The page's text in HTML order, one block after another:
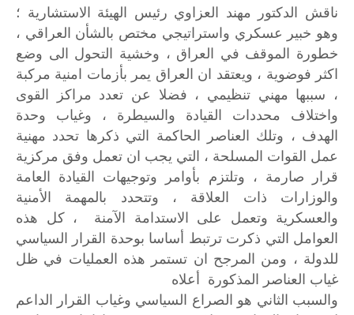
ناقش الدكتور مهند العزاوي رئيس الهيئة الاستشارية ؛
وهو خبير عسكري واستراتيجي مختص بالشأن العراقي ،
خطورة الموقف في العراق ، وخشية التحول الى وضع
اكثر فوضوية ، ويعتقد ان العراق يمر بأزمات امنية مركبة
، سببها مهني تنظيمي ، فضلا عن تعدد مراكز القوى
واختلاف محددات القيادة والسيطرة ، وغياب وحدة
الهدف ، وتلك العناصر الحاكمة التي ذكرها تحدد مهنية
عمل القوات المسلحة ، التي يجب ان تعمل وفق مركزية
قرار صارمة ، وتلتزم بأوامر وتوجيهات القيادة العامة
والوزارات ذات العلاقة ، وتتحدد بالمهمة الأمنية
والعسكرية وتعمل على الاستدامة الآمنة ، كل هذه
العوامل التي ذكرت ترتبط أساسا بوحدة القرار السياسي
للدولة ، ومن المرجح ان تستمر هذه العمليات في ظل
غياب العناصر المذكورة أعلاه
والسبب الثاني هو الصراع السياسي وغياب القرار الداعم